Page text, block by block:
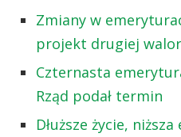
Zmiany w
projekt drugiej
Czternasta
Rząd podał termin
Dłuższe życie,